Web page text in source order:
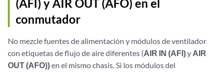
(AFI) y AIR OUT (AFO) en el
conmutador
No mezcle fuentes de alimentación y módulos de ventilador
con etiquetas de flujo de aire diferentes (AIR IN (AFI)y AIR
OUT (AFO))en el mismo chasis. Si los módulos del